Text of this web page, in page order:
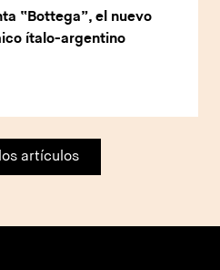
“Bottega”, el nuevo
ítalo-argentino
artículos